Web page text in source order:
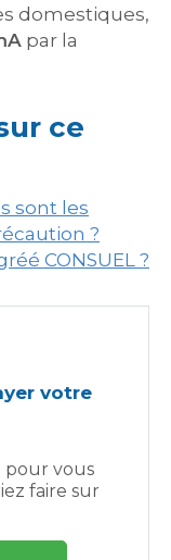
domestiques,
par la
ce
sont les
?
CONSUEL ?
votre
pour vous
faire sur